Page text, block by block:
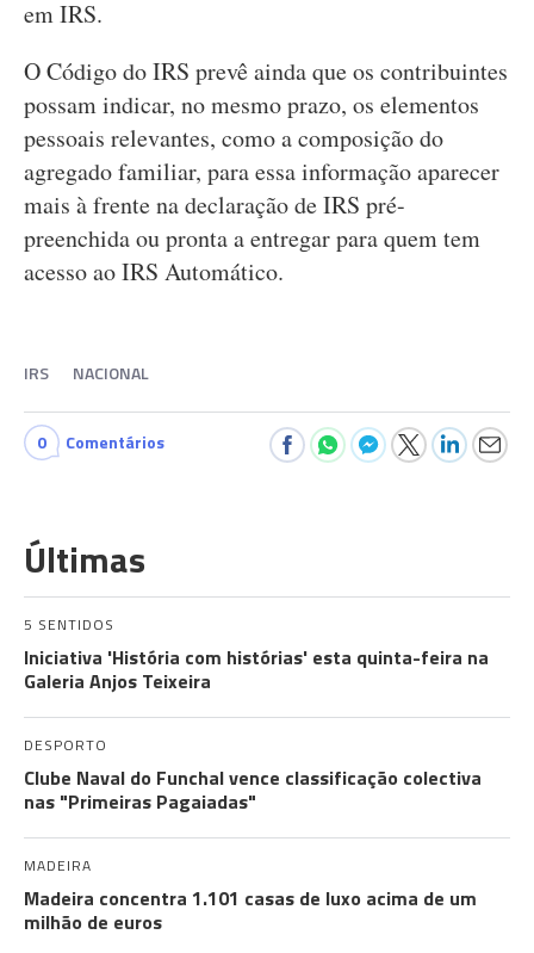
em IRS.
O Código do IRS prevê ainda que os contribuintes
possam indicar, no mesmo prazo, os elementos
pessoais relevantes, como a composição do
agregado familiar, para essa informação aparecer
mais à frente na declaração de IRS pré-
preenchida ou pronta a entregar para quem tem
acesso ao IRS Automático.
IRS NACIONAL
0 Comentários
Últimas
5 SENTIDOS
Iniciativa 'História com histórias' esta quinta-feira na
Galeria Anjos Teixeira
DESPORTO
Clube Naval do Funchal vence classificação colectiva
nas "Primeiras Pagaiadas"
MADEIRA
Madeira concentra 1.101 casas de luxo acima de um
milhão de euros